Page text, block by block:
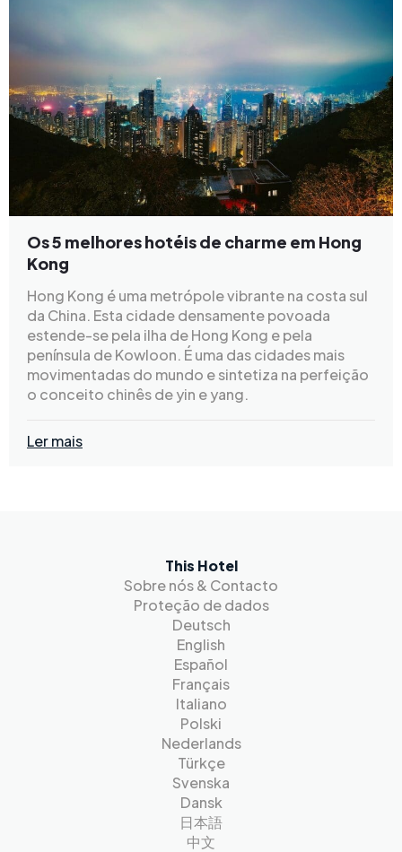
Os 5 melhores hotéis de charme em Hong
Kong
Hong Kong é uma metrópole vibrante na costa sul
da China. Esta cidade densamente povoada
estende-se pela ilha de Hong Kong e pela
península de Kowloon. É uma das cidades mais
movimentadas do mundo e sintetiza na perfeição
o conceito chinês de yin e yang.
Ler mais
This Hotel
Sobre nós & Contacto
Proteção de dados
Deutsch
English
Español
Français
Italiano
Polski
Nederlands
Türkçe
Svenska
Dansk
日本語
中文